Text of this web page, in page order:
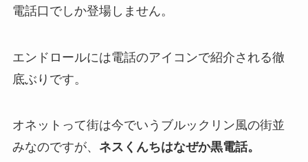
電話口でしか登場しません。
エンドロールには電話のアイコンで紹介される徹
底ぶりです。
オネットって街は今でいうブルックリン風の街並
みなのですが、 ネスくんちはなぜか黒電話。